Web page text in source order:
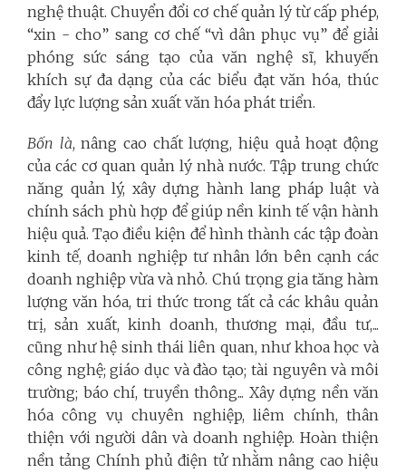
nghệ thuật. Chuyển đổi cơ chế quản lý từ cấp phép,
“xin - cho” sang cơ chế “vì dân phục vụ” để giải
phóng sức sáng tạo của văn nghệ sĩ, khuyến
khích sự đa dạng của các biểu đạt văn hóa, thúc
đẩy lực lượng sản xuất văn hóa phát triển.
Bốn là, nâng cao chất lượng, hiệu quả hoạt động
của các cơ quan quản lý nhà nước. Tập trung chức
năng quản lý, xây dựng hành lang pháp luật và
chính sách phù hợp để giúp nền kinh tế vận hành
hiệu quả. Tạo điều kiện để hình thành các tập đoàn
kinh tế, doanh nghiệp tư nhân lớn bên cạnh các
doanh nghiệp vừa và nhỏ. Chú trọng gia tăng hàm
lượng văn hóa, tri thức trong tất cả các khâu quản
trị, sản xuất, kinh doanh, thương mại, đầu tư,...
cũng như hệ sinh thái liên quan, như khoa học và
công nghệ; giáo dục và đào tạo; tài nguyên và môi
trường; báo chí, truyền thông... Xây dựng nền văn
hóa công vụ chuyên nghiệp, liêm chính, thân
thiện với người dân và doanh nghiệp. Hoàn thiện
nền tảng Chính phủ điện tử nhằm nâng cao hiệu